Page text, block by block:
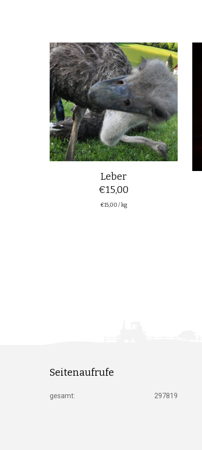
Leber
€15,00
€15,00 /kg
Seitenaufrufe
297819
gesamt: